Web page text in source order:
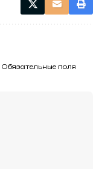
Обязательные поля